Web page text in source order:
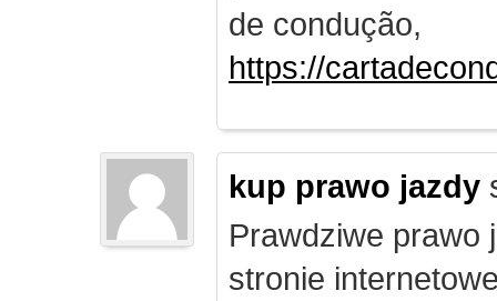
de condução,
https://
kup prawo jazdy
Prawdziwe prawo
stronie